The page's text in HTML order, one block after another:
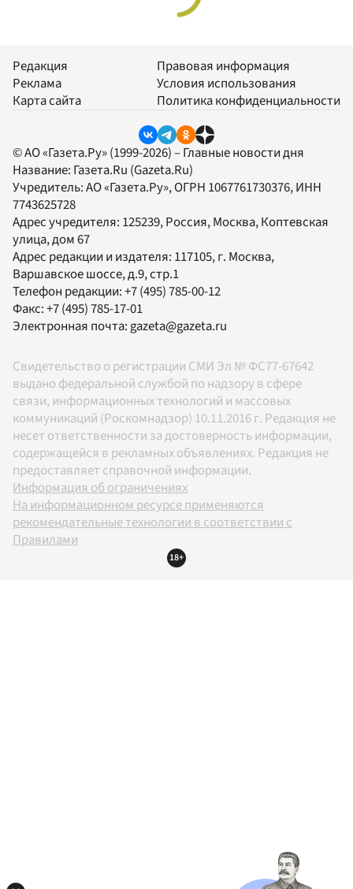
Редакция
Реклама
Карта сайта
Правовая информация
Условия использования
Политика конфиденциальности
© АО «Газета.Ру» (1999-2026) – Главные новости дня
Название: Газета.Ru (Gazeta.Ru)
Учредитель:АО «Газета.Ру», ОГРН 1067761730376, ИНН
7743625728
Адрес учредителя: 125239, Россия, Москва, Коптевская
улица, дом 67
Адрес редакции и издателя: 117105, г. Москва,
Варшавское шоссе, д.9, стр.1
Телефон редакции:+7 (495) 785-00-12
Факс:+7 (495) 785-17-01
Электронная почта:gazeta@gazeta.ru
Свидетельство о регистрации СМИ Эл № ФС77-67642
выдано федеральной службой по надзору в сфере
связи, информационных технологий и массовых
коммуникаций (Роскомнадзор) 10.11.2016 г. Редакция не
несет ответственности за достоверность информации,
содержащейся в рекламных объявлениях. Редакция не
предоставляет справочной информации.
Информация об ограничениях
На информационном ресурсе применяются
рекомендательные технологии в соответствии с
Правилами
18+